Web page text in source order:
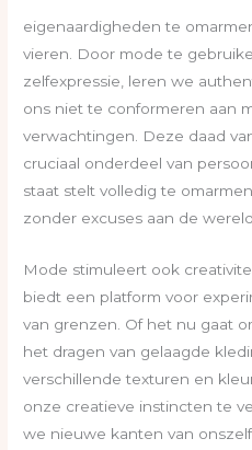
eigenaardigheden te
vieren. Door mode te
zelfexpressie, leren we
ons niet te conformeren aan
verwachtingen. Deze daad
cruciaal onderdeel van
staat stelt volledig te
zonder excuses aan de
Mode stimuleert ook
biedt een platform voor
van grenzen. Of het nu gaat
het dragen van gelaagde
verschillende texturen en
onze creatieve instincten te
we nieuwe kanten van